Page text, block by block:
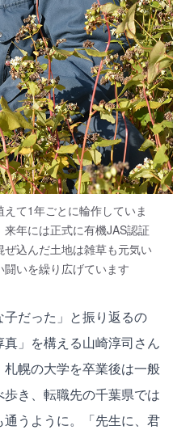
て1年ごとに輪作していま
年には正式に有機JAS認証
込んだ土地は雑草も元気い
いを繰り広げています
子だった」と振り返るの
」を構える山崎淳司さん
幌の大学を卒業後は一般
き、転職先の千葉県では
うように。「先生に、君